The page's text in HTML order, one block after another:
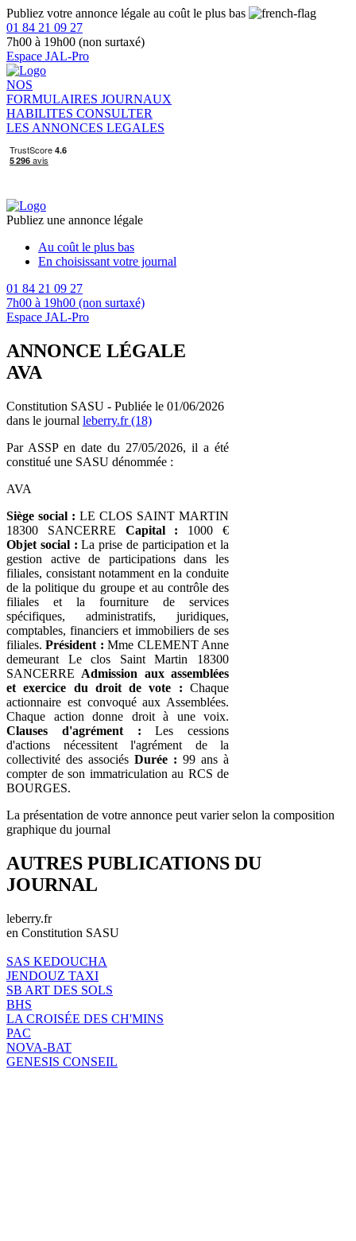
Publiez votre annonce légale au coût le plus bas
01 84 21 09 27
7h00 à 19h00 (non surtaxé)
Espace JAL-Pro
NOS
FORMULAIRES JOURNAUX
HABILITES CONSULTER
LES ANNONCES LEGALES
Publiez une annonce légale
Au coût le plus bas
En choisissant votre journal
01 84 21 09 27
7h00 à 19h00 (non surtaxé)
Espace JAL-Pro
ANNONCE LÉGALE
AVA
Constitution SASU - Publiée le 01/06/2026
dans le journal leberry.fr (18)
Par ASSP en date du 27/05/2026, il a été
constitué une SASU dénommée :
AVA
Siège social : LE CLOS SAINT MARTIN
18300 SANCERRE Capital : 1000 €
Objet social : La prise de participation et la
gestion active de participations dans les
filiales, consistant notamment en la conduite
de la politique du groupe et au contrôle des
filiales et la fourniture de services
spécifiques, administratifs, juridiques,
comptables, financiers et immobiliers de ses
filiales.Président : Mme CLEMENT Anne
demeurant Le clos Saint Martin 18300
SANCERRE Admission aux assemblées
et exercice du droit de vote : Chaque
actionnaire est convoqué aux Assemblées.
Chaque action donne droit à une voix.
Clauses d'agrément : Les cessions
d'actions nécessitent l'agrément de la
collectivité des associés Durée : 99 ans à
compter de son immatriculation au RCS de
BOURGES.
La présentation de votre annonce peut varier selon la composition
graphique du journal
AUTRES PUBLICATIONS DU
JOURNAL
leberry.fr
en Constitution SASU
SAS KEDOUCHA
JENDOUZ TAXI
SB ART DES SOLS
BHS
LA CROISÉE DES CH'MINS
PAC
NOVA-BAT
GENESIS CONSEIL